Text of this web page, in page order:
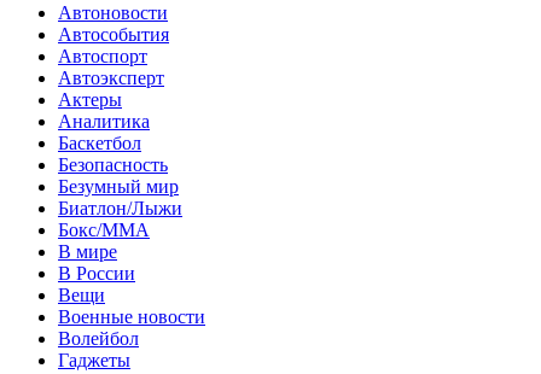
Автоновости
Автособытия
Автоспорт
Автоэксперт
Актеры
Аналитика
Баскетбол
Безопасность
Безумный мир
Биатлон/Лыжи
Бокс/MMA
В мире
В России
Вещи
Военные новости
Волейбол
Гаджеты